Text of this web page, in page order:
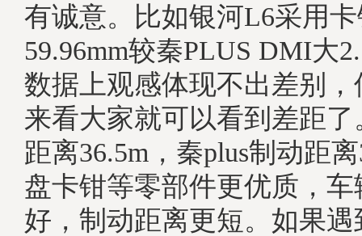
有诚意。比如银河L6采用
59.96mm较秦PLUS DMI大
数据上观感体现不出差别
来看大家就可以看到差距
距离36.5m，秦plus制动距
盘卡钳等零部件更优质，
好，制动距离更短。如果